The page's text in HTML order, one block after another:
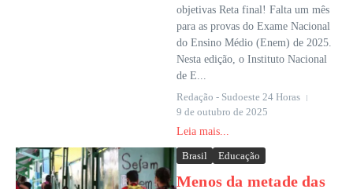
objetivas Reta final! Falta um mês
para as provas do Exame Nacional
do Ensino Médio (Enem) de 2025.
Nesta edição, o Instituto Nacional
de E...
Redação - Sudoeste 24 Horas
9 de outubro de 2025
Leia mais...
Brasil Educação
Menos da metade das